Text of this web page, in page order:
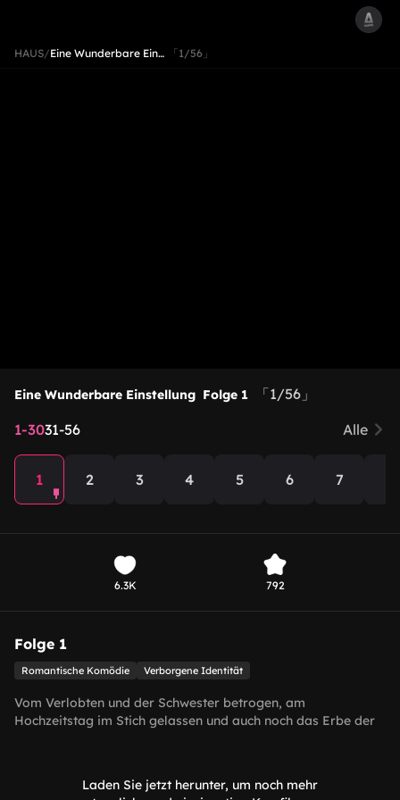
HAUS/Eine Wunderbare Ein… 「1/56」
Eine Wunderbare Einstellung Folge 1
「1/56」
1-3031-56 Alle
1 2 3 4 5 6 7
6.3K 792
Folge 1
Romantische Komödie Verborgene Identität
Vom Verlobten und der Schwester betrogen, am
Hochzeitstag im Stich gelassen und auch noch das Erbe der
Eigentümer des weltweit größten Hotelimperiums ist. Dieses
Laden Sie jetzt herunter, um noch mehr